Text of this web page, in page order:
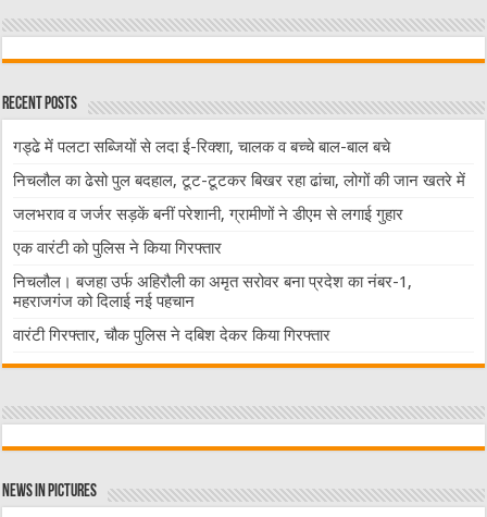
Recent Posts
गड्ढे में पलटा सब्जियों से लदा ई-रिक्शा, चालक व बच्चे बाल-बाल बचे
निचलौल का ढेसो पुल बदहाल, टूट-टूटकर बिखर रहा ढांचा, लोगों की जान खतरे में
जलभराव व जर्जर सड़कें बनीं परेशानी, ग्रामीणों ने डीएम से लगाई गुहार
एक वारंटी को पुलिस ने किया गिरफ्तार
निचलौल। बजहा उर्फ अहिरौली का अमृत सरोवर बना प्रदेश का नंबर-1,
महराजगंज को दिलाई नई पहचान
वारंटी गिरफ्तार, चौक पुलिस ने दबिश देकर किया गिरफ्तार
News in Pictures